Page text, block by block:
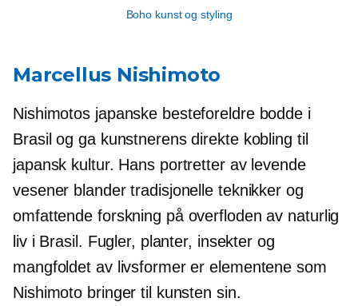
Boho kunst og styling
Marcellus Nishimoto
Nishimotos japanske besteforeldre bodde i
Brasil og ga kunstnerens direkte kobling til
japansk kultur. Hans portretter av levende
vesener blander tradisjonelle teknikker og
omfattende forskning på overfloden av naturlig
liv i Brasil. Fugler, planter, insekter og
mangfoldet av livsformer er elementene som
Nishimoto bringer til kunsten sin.